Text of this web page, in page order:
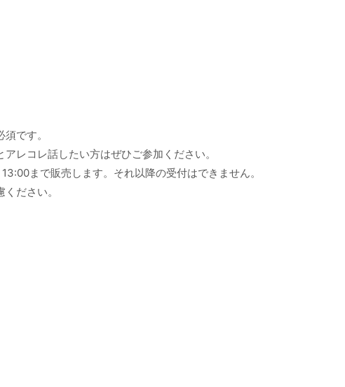
です。
レコレ話したい方はぜひご参加ください。
まで販売します。それ以降の受付はできません。
ださい。